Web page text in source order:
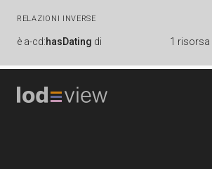
RELAZIONI INVERSE
è a-cd:hasDating di 1 risorsa